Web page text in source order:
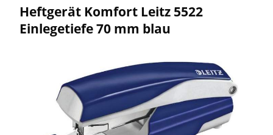
Heftgerät Komfort Leitz 5522
Einlegetiefe 70 mm blau